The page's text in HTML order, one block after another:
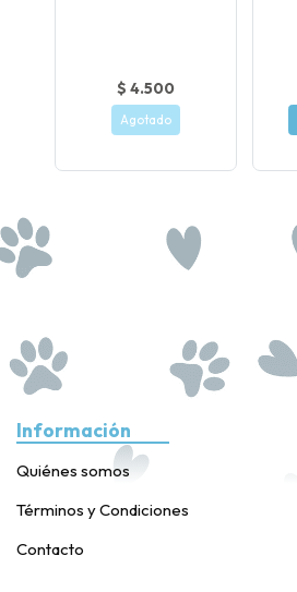
$ 4.500
Agotado
Información
Quiénes somos
Términos y Condiciones
Contacto